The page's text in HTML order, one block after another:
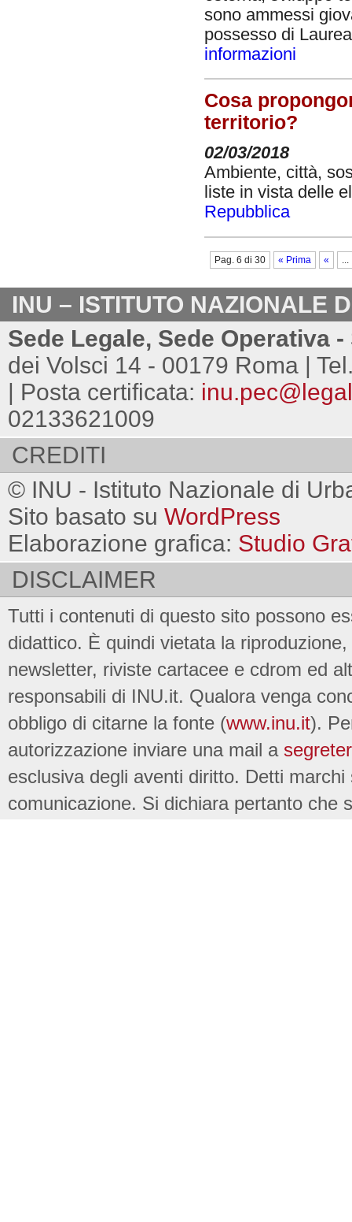
sono ammessi
possesso di
informazioni
Cosa
territorio?
02/03/2018
Ambiente, città,
liste in vista delle
Repubblica
Pag. 6 di 30 « Prima «
INU – ISTITUTO NAZIONALE
Sede Legale, Sede Operativa
dei Volsci 14 - 00179 Roma |
| Posta certificata:
02133621009
CREDITI
© INU - Istituto Nazionale di
Sito basato su WordPress
Elaborazione grafica: Studio
DISCLAIMER
Tutti i contenuti di questo sito possono
didattico. È quindi vietata la
newsletter, riviste cartacee e cdrom ed
responsabili di INU.it. Qualora venga
obbligo di citarne la fonte (www.inu.it).
autorizzazione inviare una mail a
esclusiva degli aventi diritto. Detti
comunicazione. Si dichiara pertanto che